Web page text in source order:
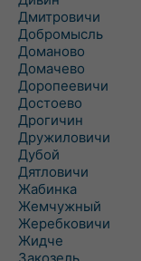
Дмитровичи
Добромысль
Доманово
Домачево
Доропеевичи
Достоево
Дрогичин
Дружиловичи
Дубой
Дятловичи
Жабинка
Жемчужный
Жеребковичи
Жидче